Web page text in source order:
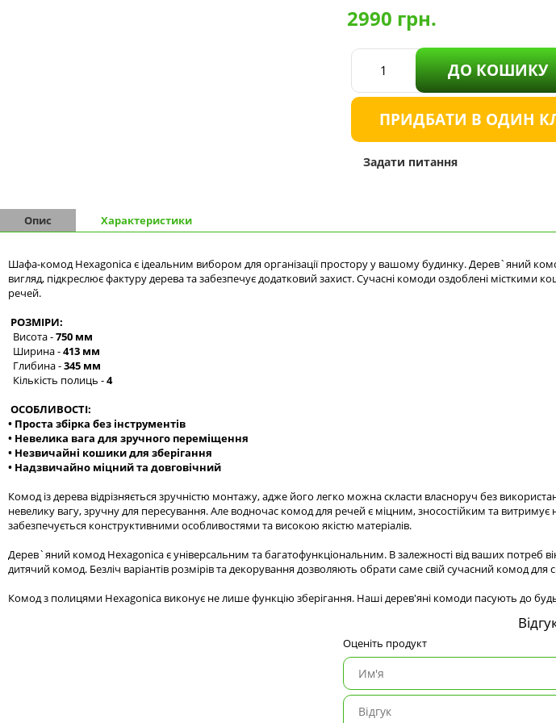
2990 грн.
ДО КОШИКУ
ПРИДБАТИ В ОДИН
Задати питання
Опис Характеристики
Шафа-комод Hexagonica є ідеальним вибором для організації простору у вашому будинку. Дерев`яний
вигляд, підкреслює фактуру дерева та забезпечує додатковий захист. Сучасні комоди оздоблені
речей.
РОЗМІРИ:
Висота -750 мм
Ширина -413 мм
Глибина -345 мм
Кількість полиць -4
ОСОБЛИВОСТІ:
• Проста збірка без інструментів
• Невелика вага для зручного переміщення
• Незвичайні кошики для зберігання
• Надзвичайно міцний та довговічний
Комод із дерева відрізняється зручністю монтажу, адже його легко можна скласти власноруч без
невелику вагу, зручну для пересування. Але водночас комод для речей є міцним, зносостійким та
забезпечується конструктивними особливостями та високою якістю матеріалів.
Дерев`яний комод Hexagonica є універсальним та багатофункціональним. В залежності від ваших
дитячий комод. Безліч варіантів розмірів та декорування дозволяють обрати саме свій сучасний комод для
Комод з полицями Hexagonica виконує не лише функцію зберігання. Наші дерев'яні комоди пасують до
Оценіть продукт